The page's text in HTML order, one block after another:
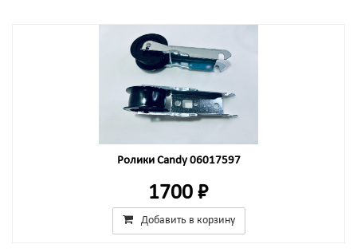
Ролики Candy 06017597
1700 ₽
Добавить в корзину